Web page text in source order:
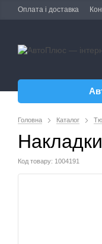
Оплата і доставка
Головна Каталог
Код товару: 1004191